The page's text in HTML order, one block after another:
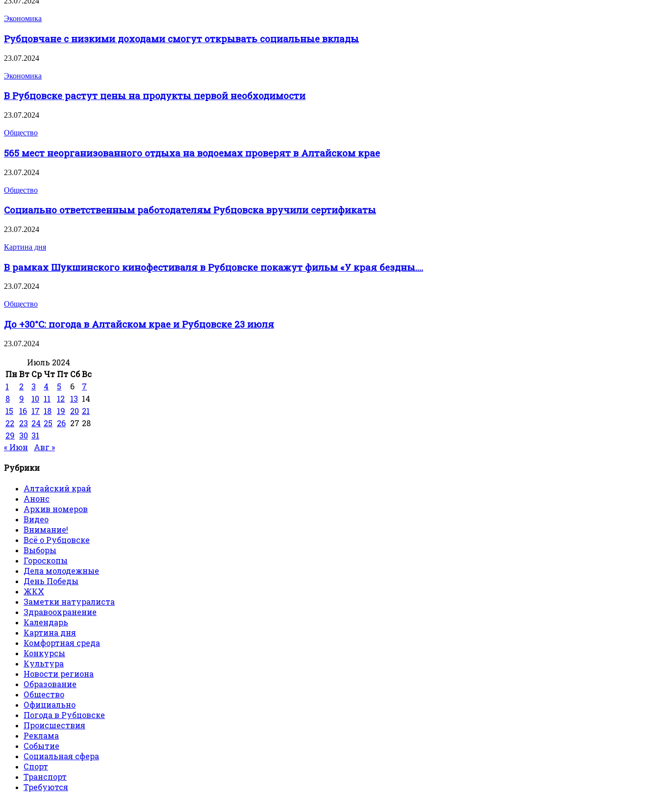
Экономика
Рубцовчане с низкими доходами смогут открывать социальные вклады
23.07.2024
Экономика
В Рубцовске растут цены на продукты первой необходимости
23.07.2024
Общество
565 мест неорганизованного отдыха на водоемах проверят в Алтайском крае
23.07.2024
Общество
Социально ответственным работодателям Рубцовска вручили сертификаты
23.07.2024
Картина дня
В рамках Шукшинского кинофестиваля в Рубцовске покажут фильм «У края бездны....
23.07.2024
Общество
До +30°С: погода в Алтайском крае и Рубцовске 23 июля
23.07.2024
Июль 2024
ПнВт Ср Чт Пт СбВс
1
2 3 4 5 6
7
8
9 10 11 12 13 14
15
16 17 18 19 20 21
22 23 24 25 26 27 28
29 30 31
« Июн
Авг »
Рубрики
Алтайский край
Анонс
Архив номеров
Видео
Внимание!
Всё о Рубцовске
Выборы
Гороскопы
Дела молодежные
День Победы
ЖКХ
Заметки натуралиста
Здравоохранение
Календарь
Картина дня
Комфортная среда
Конкурсы
Культура
Новости региона
Образование
Общество
Официально
Погода в Рубцовске
Происшествия
Реклама
Событие
Социальная сфера
Спорт
Транспорт
Требуются